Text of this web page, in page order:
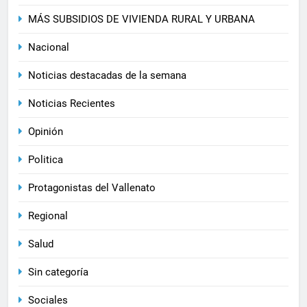
MÁS SUBSIDIOS DE VIVIENDA RURAL Y URBANA
Nacional
Noticias destacadas de la semana
Noticias Recientes
Opinión
Politica
Protagonistas del Vallenato
Regional
Salud
Sin categoría
Sociales